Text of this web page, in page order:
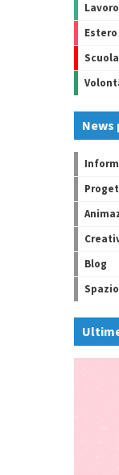
Lavoro
Estero
Scuola
News
Blog